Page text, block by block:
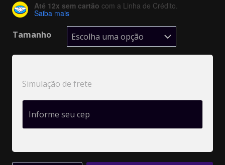
Até 12x sem cartão com a Linha de Crédito.
Saiba mais
Tamanho
Simulação de frete